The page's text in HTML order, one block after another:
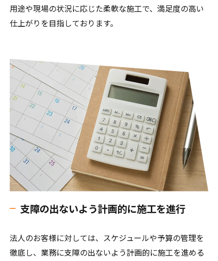
用途や現場の状況に応じた柔軟な施工で、満足度の高い
仕上がりを目指しております。
支障の出ないよう計画的に施工を進行
法人のお客様に対しては、スケジュールや予算の管理を
徹底し、業務に支障の出ないよう計画的に施工を進める